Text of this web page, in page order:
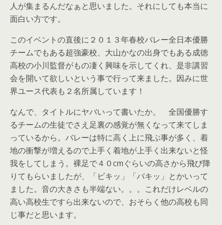
人が集まるんだなぁと思いました。それにしても本当に
面白い方です。
このイベントの直後に２０１３年春校バレー全日本優勝
チームでもある超強豪校、大山かなの出身でもある成徳
高校の小川監督がもの凄く興味を示してくれ、是非講習
会を開いて欲しいという事で行って来ました。因みに世
界ユース代表も２名所属しています！
なんで、タイトルにヤバいって書いたか。 全国優勝す
るチームの生徒でさえ足裏の感覚が無くなって来てしま
っているから。バレーは特に高く上に飛ぶ事が多く、着
地の衝撃が増えるので上手く着地が上手く出来ないと怪
我をしてしまう。裸足で４０cmぐらいの高さから飛び降
りてもらいましたが、「ビキッ」「バキッ」とかいって
ました。音の大きさも半端ない。。。これだけレベルの
高い高校生ですら出来ないので、おそらく他の高校も同
じ事だと思います。